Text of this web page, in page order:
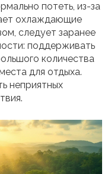
потеть, из-за
охлаждающие
следует заранее
поддерживать
количества
для отдыха.
неприятных